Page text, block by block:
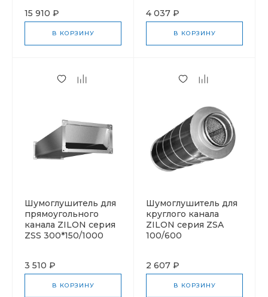
15 910 ₽
В КОРЗИНУ
4 037 ₽
В КОРЗИНУ
Шумоглушитель для
прямоугольного
канала ZILON серия
ZSS 300*150/1000
3 510 ₽
В КОРЗИНУ
Шумоглушитель для
круглого канала
ZILON серия ZSA
100/600
2 607 ₽
В КОРЗИНУ